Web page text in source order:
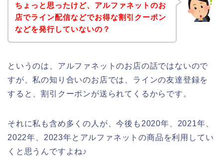
ちょっと思ったけど、アルファネットのお
店でライン配信などでお得な割引クーポン
などを発行していないの？
というのは、アルファネットのお店の話ではないので
すが、私の知り合いのお店では、ラインの友達登録を
すると、割引クーポンが送られてくるからです。
それに私も含め多くの人が、今後も2020年、2021年、
2022年、2023年とアルファネットの商品を利用してい
くと思うんですよね♪